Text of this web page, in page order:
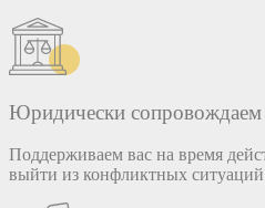
Юридически сопровождаем
Поддерживаем вас на время
выйти из конфликтных ситуаций